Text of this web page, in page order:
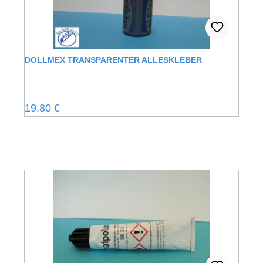
DOLLMEX TRANSPARENTER ALLESKLEBER
Regulärer Preis:
19,80 €